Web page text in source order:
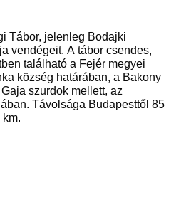
Tábor, jelenleg Bodajki
vendégeit. A tábor csendes,
található a Fejér megyei
község határában, a Bakony
szurdok mellett, az
Távolsága Budapesttől 85